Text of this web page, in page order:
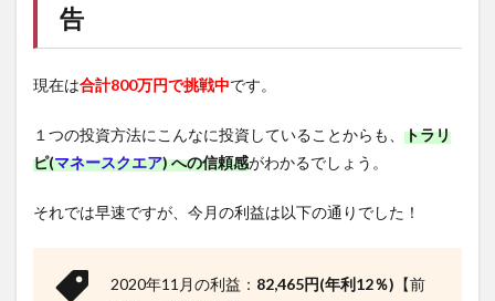
告
現在は合計800万円で挑戦中です。
１つの投資方法にこんなに投資していることからも、 トラリ
ピ(マネースクエア) への信頼感がわかるでしょう。
それでは早速ですが、今月の利益は以下の通りでした！
2020年11月の利益： 82,465円(年利12％) 【前